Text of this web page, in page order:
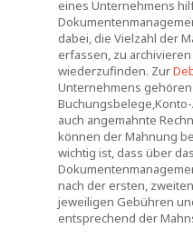
eines Unternehmens
dabei, die Vielzahl der
erfassen, zu
wiederzufinden. Zur
Unternehmens
auch angemahnte
können der Mahnung
wichtig ist, dass über das
nach der ersten,
jeweiligen Gebühren
entsprechend der